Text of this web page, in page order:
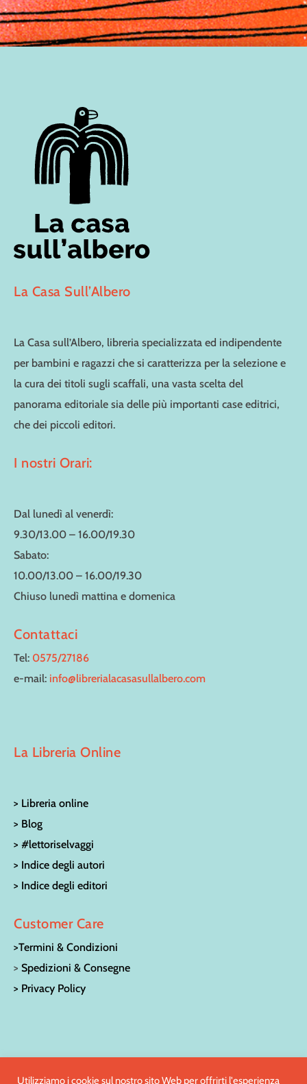
La Casa Sull’Albero
La Casa sull’Albero, libreria specializzata ed indipendente
per bambini e ragazzi che si caratterizza per la selezione e
la cura dei titoli sugli scaffali, una vasta scelta del
panorama editoriale sia delle più importanti case editrici,
che dei piccoli editori.
I nostri Orari:
Dal lunedì al venerdì:
9.30/13.00 – 16.00/19.30
Sabato:
10.00/13.00 – 16.00/19.30
Chiuso lunedì mattina e domenica
Contattaci
Tel: 0575/27186
e-mail: info@librerialacasasullalbero.com
La Libreria Online
> Libreria online
> Blog
> #lettoriselvaggi
> Indice degli autori
> Indice degli editori
Customer Care
>Termini & Condizioni
>Spedizioni & Consegne
> Privacy Policy
© LA CASA SULL’ALBERO LIBRERIA PER RAGAZZI | Via San
Utilizziamo i cookie sul nostro sito Web per offrirti l'esperienza